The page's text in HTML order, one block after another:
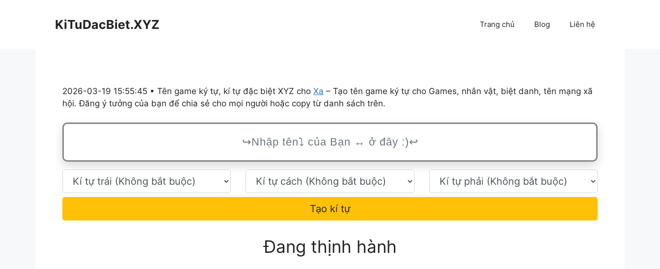
KiTuDacBiet.XYZ Trang chủ Blog Liên hệ
2026-03-19 15:55:45 • Tên game ký tự, kí tự đặc biệt XYZ cho Xa – Tạo tên game ký tự cho Games, nhân vật, biệt danh, tên mạng xã
hội. Đăng ý tưởng của bạn để chia sẻ cho mọi người hoặc copy từ danh sách trên.
Tạo kí tự
Đang thịnh hành